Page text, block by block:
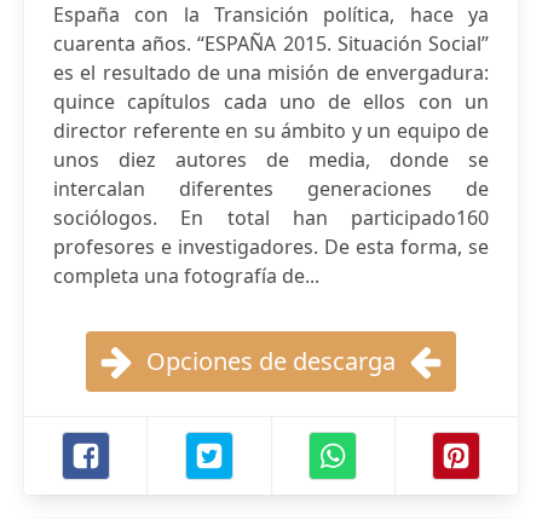
España con la Transición política, hace ya
cuarenta años. “ESPAÑA 2015. Situación Social”
es el resultado de una misión de envergadura:
quince capítulos cada uno de ellos con un
director referente en su ámbito y un equipo de
unos diez autores de media, donde se
intercalan diferentes generaciones de
sociólogos. En total han participado160
profesores e investigadores. De esta forma, se
completa una fotografía de...
Opciones de descarga